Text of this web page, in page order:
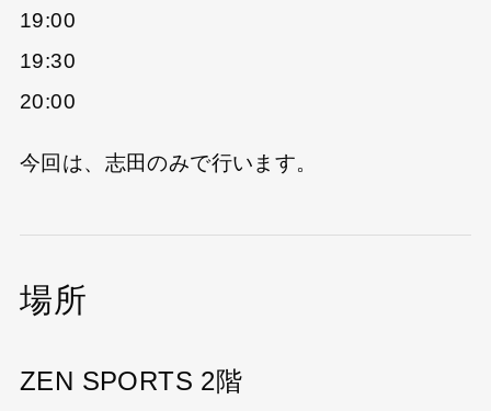
19:00
19:30
20:00
今回は、志田のみで行います。
場所
ZEN SPORTS 2階